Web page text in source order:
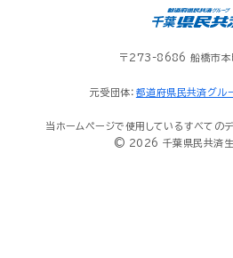
〒273-8686 船橋市本
元受団体： 都道府県民共済グル
当ホームページで使用しているすべての
© 2026 千葉県民共済生